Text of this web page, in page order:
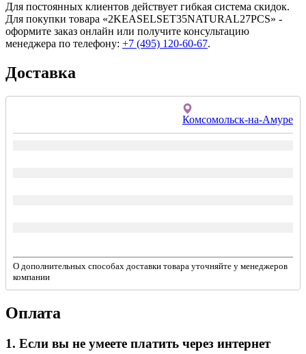
Для постоянных клиентов действует гибкая система скидок.
Для покупки товара «2KEASELSET35NATURAL27PCS» -
оформите заказ онлайн или получите консультацию
менеджера по телефону: +7 (495) 120-60-67.
Доставка
Комсомольск-на-Амуре
О дополнительных способах доставки товара уточняйте у менеджеров
компании
Оплата
1. Если вы не умеете платить через интернет